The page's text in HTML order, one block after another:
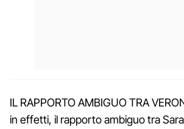
IL RAPPORTO AMBIGUO TRA
in effetti, il rapporto ambiguo tra